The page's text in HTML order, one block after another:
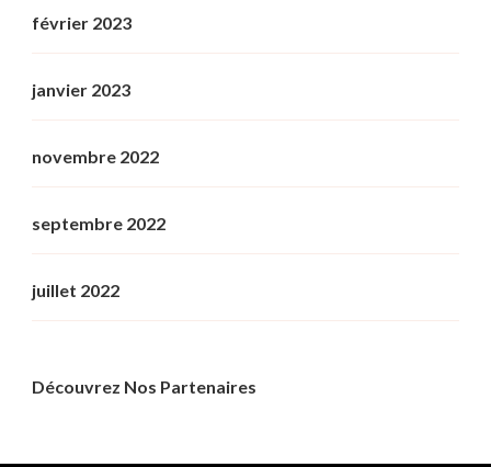
février 2023
janvier 2023
novembre 2022
septembre 2022
juillet 2022
Découvrez Nos Partenaires